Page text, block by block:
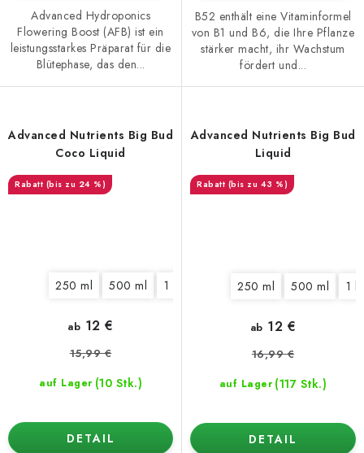
Advanced Hydroponics
Flowering Boost (AFB) ist ein
leistungsstarkes Präparat für die
Blütephase, das den...
B52 enthält eine Vitaminformel
von B1 und B6, die Ihre Pflanze
stärker macht, ihr Wachstum
fördert und...
Advanced Nutrients Big Bud
Coco Liquid
(bis zu 24 %)
250 ml 500 ml 1 l 10 l 20 l
auf Lager (10 Stk.)
ab 12 €
15,99 €
DETAIL
Advanced Nutrients Big Bud
Liquid
(bis zu 43 %)
250 ml 500 ml 1 l
auf Lager (117 Stk.)
ab 12 €
16,99 €
DETAIL